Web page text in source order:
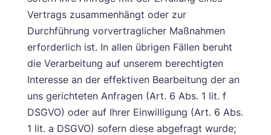
Vertrags zusammenhängt oder zur
Durchführung vorvertraglicher Maßnahmen
erforderlich ist. In allen übrigen Fällen beruht
die Verarbeitung auf unserem berechtigten
Interesse an der effektiven Bearbeitung der an
uns gerichteten Anfragen (Art. 6 Abs. 1 lit. f
DSGVO) oder auf Ihrer Einwilligung (Art. 6 Abs.
1 lit. a DSGVO) sofern diese abgefragt wurde;